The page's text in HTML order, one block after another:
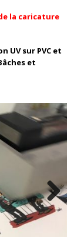
la caricature
UV sur PVC et
et
Next